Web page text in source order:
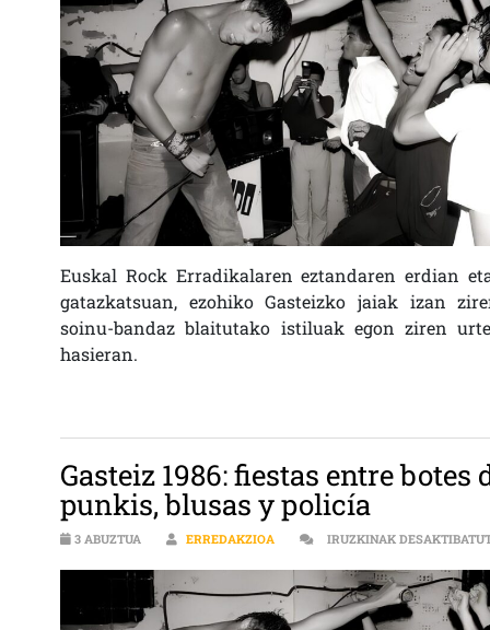
Euskal Rock Erradikalaren eztandaren erdian
gatazkatsuan, ezohiko Gasteizko jaiak izan
soinu-bandaz blaitutako istiluak egon ziren
hasieran.
Gasteiz 1986: fiestas entre botes
punkis, blusas y policía
3 ABUZTUA ERREDAKZIOA IRUZKINAK